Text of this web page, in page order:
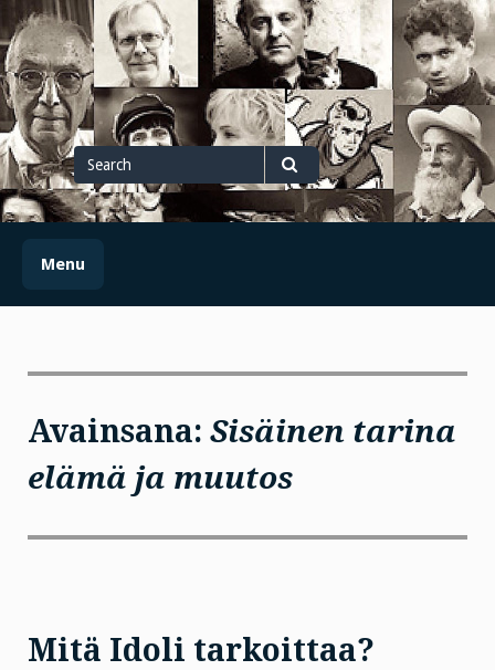
Skip
to
content
Search
for
Search
Menu
Avainsana: Sisäinen tarina
elämä ja muutos
Mitä Idoli tarkoittaa?